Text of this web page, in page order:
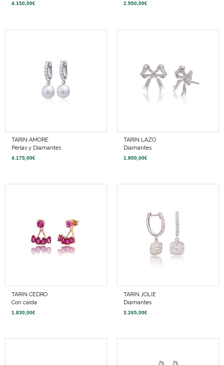
4.150,00€ 2.950,00€
TARIN AMORE
Perlas y Diamantes
4.175,00€
TARIN LAZO
Diamantes
1.800,00€
TARIN CEDRO
Con caída
1.830,00€
TARIN JOLIE
Diamantes
3.265,00€